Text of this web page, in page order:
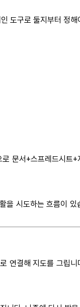
도구로 둘지부터 정해
문서+스프레드시트
시도하는 흐름이
연결해 지도를 그립